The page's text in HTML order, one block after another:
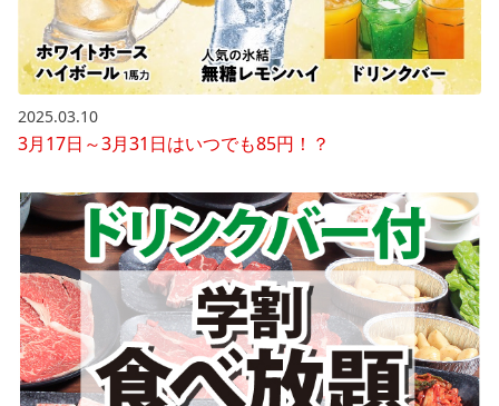
2025.03.10
3月17日～3月31日はいつでも85円！？